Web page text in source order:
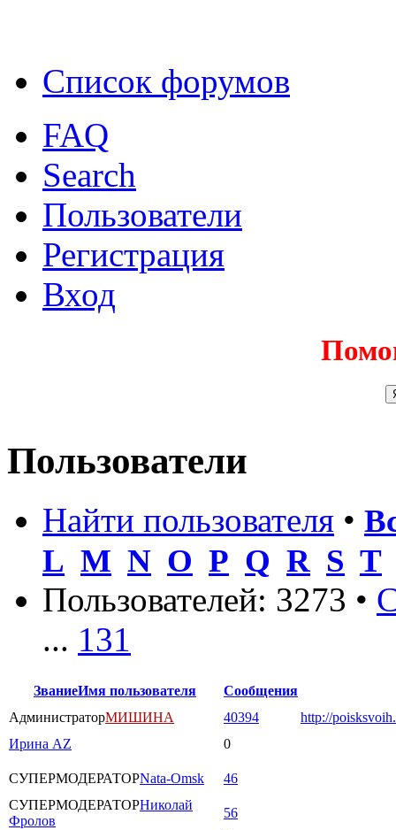
Список форумов
FAQ
Search
Пользователи
Регистрация
Вход
Пользователи
Найти пользователя •
L M N O P Q R S T
Пользователей: 3273 •
... 131
ЗваниеИмя пользователя
Сообщения
АдминистраторМИШИНА 40394
http://
Ирина AZ
0
СУПЕРМОДЕРАТОРNata-Omsk
46
СУПЕРМОДЕРАТОРНиколай
Фролов
56